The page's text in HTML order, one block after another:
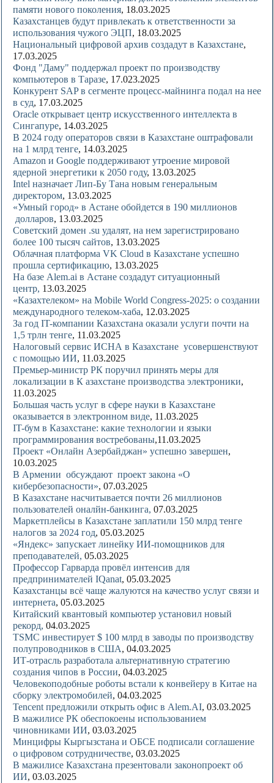
памяти нового поколения, 18.03.2025
Казахстанцев будут привлекать к ответственности за
использования чужого ЭЦП, 18.03.2025
Национальный цифровой архив создадут в Казахстане,
17.03.2025
Фонд "Даму" поддержал проект по производству
компьютеров в Таразе, 17.023.2025
Конкурент SAP в сегменте процесс-майнинга подал на нее
в суд, 17.03.2025
Oracle открывает центр искусственного интеллекта в
Сингапуре, 14.03.2025
В 2024 году операторов связи в Казахстане оштрафовали
на 1 млрд тенге, 14.03.2025
Amazon и Google поддерживают утроение мировой
ядерной энергетики к 2050 году, 13.03.2025
Intel назначает Лип-Бу Тана новым генеральным
директором, 13.03.2025
«Умный город» в Астане обойдется в 190 миллионов
долларов, 13.03.2025
Советский домен .su удалят, на нем зарегистрировано
более 100 тысяч сайтов, 13.03.2025
Облачная платформа VK Cloud в Казахстане успешно
прошла сертификацию, 13.03.2025
На базе Alem.ai в Астане создадут cитуационный
центр, 13.03.2025
«Казахтелеком» на Mobile World Congress-2025: о создании
международного телеком-хаба, 12.03.2025
За год IT-компании Казахстана оказали услуги почти на
1,5 трлн тенге, 11.03.2025
Налоговый сервис ИСНА в Казахстане усовершенствуют
с помощью ИИ, 11.03.2025
Премьер-министр РК поручил принять меры для
локализации в К азахстане производства электроники,
11.03.2025
Большая часть услуг в сфере науки в Казахстане
оказывается в электронном виде, 11.03.2025
IT-бум в Казахстане: какие технологии и языки
программирования востребованы,11.03.2025
Проект «Онлайн Азербайджан» успешно завершен,
10.03.2025
В Армении обсуждают проект закона «О
кибербезопасности», 07.03.2025
В Казахстане насчитывается почти 26 миллионов
пользователей оналйн-банкинга, 07.03.2025
Маркетплейсы в Казахстане заплатили 150 млрд тенге
налогов за 2024 год, 05.03.2025
«Яндекс» запускает линейку ИИ-помощников для
преподавателей, 05.03.2025
Профессор Гарварда провёл интенсив для
предпринимателей IQanat, 05.03.2025
Казахстанцы всё чаще жалуются на качество услуг связи и
интернета, 05.03.2025
Китайский квантовый компьютер установил новый
рекорд, 04.03.2025
TSMC инвестирует $ 100 млрд в заводы по производству
полупроводников в США, 04.03.2025
ИТ-отрасль разработала альтернативную стратегию
создания чипов в России, 04.03.2025
Человекоподобные роботы встали к конвейеру в Китае на
сборку электромобилей, 04.03.2025
Tencent предложили открыть офис в Alem.AI, 03.03.2025
В мажилисе РК обеспокоены использованием
чиновниками ИИ, 03.03.2025
Минцифры Кыргызстана и ОБСЕ подписали соглашение
о цифровом сотрудничестве, 03.03.2025
В мажилисе Казахстана презентовали законопроект об
ИИ, 03.03.2025